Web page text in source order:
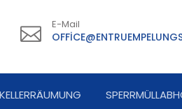
E-Mail
KELLERRÄUMUNG